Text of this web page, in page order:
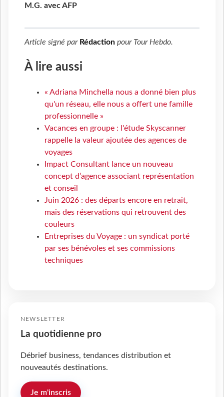
M.G. avec AFP
Article signé par Rédaction pour Tour Hebdo.
À lire aussi
« Adriana Minchella nous a donné bien plus
qu'un réseau, elle nous a offert une famille
professionnelle »
Vacances en groupe : l'étude Skyscanner
rappelle la valeur ajoutée des agences de
voyages
Impact Consultant lance un nouveau
concept d’agence associant représentation
et conseil
Juin 2026 : des départs encore en retrait,
mais des réservations qui retrouvent des
couleurs
Entreprises du Voyage : un syndicat porté
par ses bénévoles et ses commissions
techniques
NEWSLETTER
La quotidienne pro
Débrief business, tendances distribution et
nouveautés destinations.
Je m'inscris